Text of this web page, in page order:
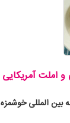
و املت آمریکایی
‌المللی خوشمزه